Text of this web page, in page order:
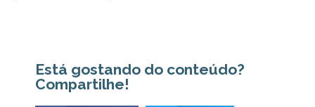
Está gostando do conteúdo?
Compartilhe!